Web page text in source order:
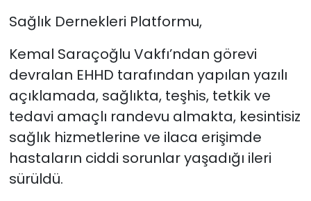
Sağlık Dernekleri Platformu,
Kemal Saraçoğlu Vakfı’ndan görevi
devralan EHHD tarafından yapılan yazılı
açıklamada, sağlıkta, teşhis, tetkik ve
tedavi amaçlı randevu almakta, kesintisiz
sağlık hizmetlerine ve ilaca erişimde
hastaların ciddi sorunlar yaşadığı ileri
sürüldü.
Teknoloji
TÜRKiYE
Video Galeri
YAŞAM
Yazarlar